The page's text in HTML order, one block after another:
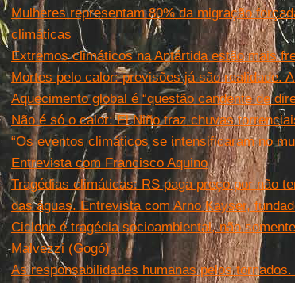
Mulheres representam 80% da migração
climáticas
Extremos climáticos na Antártida estão mais
Mortes pelo calor: previsões já são realidade.
Aquecimento global é “questão candente de
Não é só o calor: El Niño traz chuvas
“Os eventos climáticos se intensificaram no
Entrevista com Francisco Aquino
Tragédias climáticas: RS paga preço por não
das águas. Entrevista com Arno Kayser,
Ciclone é tragédia socioambiental, não
Malvezzi (Gogó)
As responsabilidades humanas pelos tornados.